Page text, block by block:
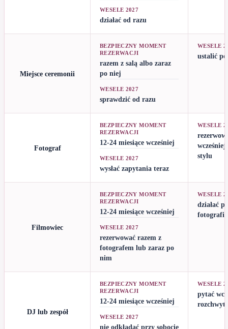
WESELE 2027
działać od razu
Miejsce ceremonii
BEZPIECZNY MOMENT
REZERWACJI
razem z salą albo zaraz
po niej
WESELE 2027
sprawdzić od razu
WESELE
ustalić
Fotograf
BEZPIECZNY MOMENT
REZERWACJI
12-24 miesiące wcześniej
WESELE 2027
wysłać zapytania teraz
WESELE
stylu
Filmowiec
BEZPIECZNY MOMENT
REZERWACJI
12-24 miesiące wcześniej
WESELE 2027
rezerwować razem z
fotografem lub zaraz po
nim
WESELE
działać
fotografie
DJ lub zespół
BEZPIECZNY MOMENT
REZERWACJI
12-24 miesiące wcześniej
WESELE 2027
nie odkładać przy sobocie
WESELE
pytać